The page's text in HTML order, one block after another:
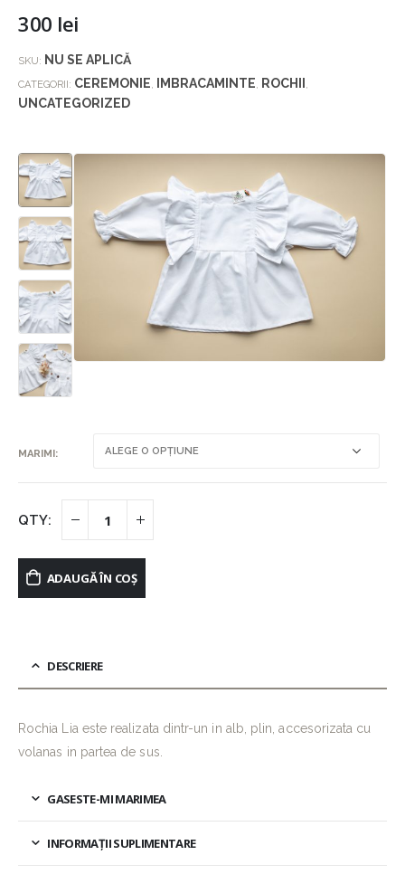
300 lei
SKU: NU SE APLICĂ
CATEGORII: CEREMONIE, IMBRACAMINTE, ROCHII ,
UNCATEGORIZED
MARIMI
ADAUGĂ ÎN COȘ
DESCRIERE
Rochia Lia este realizata dintr-un in alb, plin, accesorizata cu
volanas in partea de sus.
GASESTE-MI MARIMEA
INFORMAȚII SUPLIMENTARE